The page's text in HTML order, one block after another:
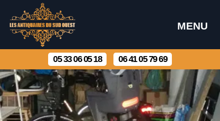
MENU
05 33 06 05 18 06 41 05 79 69